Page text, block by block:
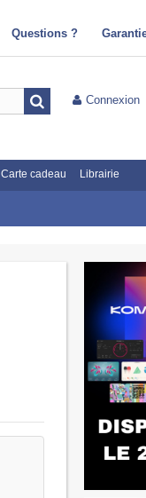
Questions ?
Connexion
Carte cadeau Librairie